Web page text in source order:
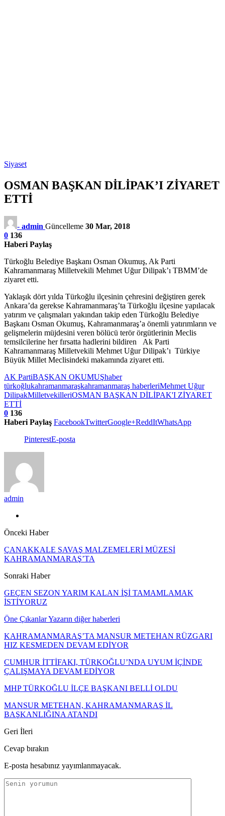
Siyaset
OSMAN BAŞKAN DİLİPAK’I ZİYARET
ETTİ
- admin Güncelleme 30 Mar, 2018
0 136
Haberi Paylaş
Türkoğlu Belediye Başkanı Osman Okumuş, Ak Parti
Kahramanmaraş Milletvekili Mehmet Uğur Dilipak’ı TBMM’de
ziyaret etti.
Yaklaşık dört yılda Türkoğlu ilçesinin çehresini değiştiren gerek
Ankara’da gerekse Kahramanmaraş’ta Türkoğlu ilçesine yapılacak
yatırım ve çalışmaları yakından takip eden Türkoğlu Belediye
Başkanı Osman Okumuş, Kahramanmaraş’a önemli yatırımların ve
gelişmelerin müjdesini veren bölücü terör örgütlerinin Meclis
temsilcilerine her fırsatta hadlerini bildiren Ak Parti
Kahramanmaraş Milletvekili Mehmet Uğur Dilipak’ı Türkiye
Büyük Millet Meclisindeki makamında ziyaret etti.
AK PartiBAŞKAN OKUMUŞhaber
türkoğlukahramanmaraşkahramanmaraş haberleriMehmet Uğur
DilipakMilletvekilleriOSMAN BAŞKAN DİLİPAK'I ZİYARET
ETTİ
0 136
Haberi Paylaş FacebookTwitterGoogle+ReddItWhatsApp
PinterestE-posta
admin
Önceki Haber
ÇANAKKALE SAVAŞ MALZEMELERİ MÜZESİ
KAHRAMANMARAŞ’TA
Sonraki Haber
GEÇEN SEZON YARIM KALAN İŞİ TAMAMLAMAK
İSTİYORUZ
Öne ÇıkanlarYazarın diğer haberleri
KAHRAMANMARAŞ’TA MANSUR METEHAN RÜZGARI
HIZ KESMEDEN DEVAM EDİYOR
CUMHUR İTTİFAKI, TÜRKOĞLU’NDA UYUM İÇİNDE
ÇALIŞMAYA DEVAM EDİYOR
MHP TÜRKOĞLU İLÇE BAŞKANI BELLİ OLDU
MANSUR METEHAN, KAHRAMANMARAŞ İL
BAŞKANLIĞINA ATANDI
Geri İleri
Cevap bırakın
E-posta hesabınız yayımlanmayacak.